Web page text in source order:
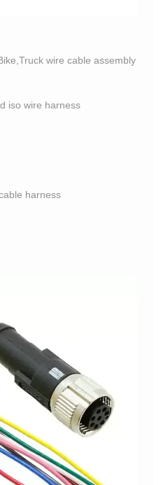
wire cable assembly
iso wire harness
harness